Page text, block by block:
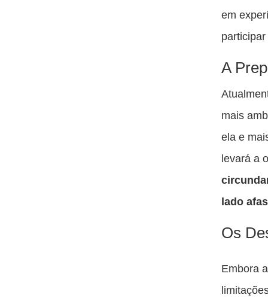
em
A
mais
ela e
levará a
lado
Os
Embora